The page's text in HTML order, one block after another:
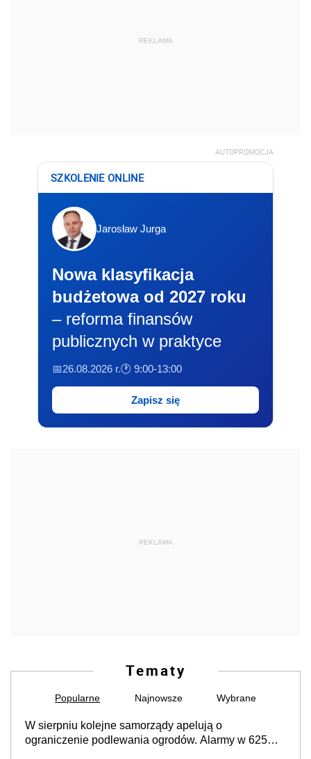
REKLAMA
AUTOPROMOCJA
SZKOLENIE ONLINE
Jarosław Jurga
Nowa klasyfikacja
budżetowa od 2027 roku
– reforma finansów
publicznych w praktyce
📅26.08.2026 r.🕐 9:00-13:00
Zapisz się
REKLAMA
Tematy
Popularne Najnowsze Wybrane
W sierpniu kolejne samorządy apelują o
ograniczenie podlewania ogrodów. Alarmy w 625